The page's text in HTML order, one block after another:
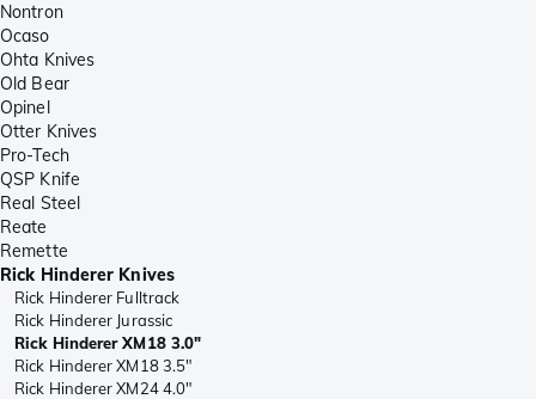
Nontron
Ocaso
Ohta Knives
Old Bear
Opinel
Otter Knives
Pro-Tech
QSP Knife
Real Steel
Reate
Remette
Rick Hinderer Knives
Rick Hinderer Fulltrack
Rick Hinderer Jurassic
Rick Hinderer XM18 3.0"
Rick Hinderer XM18 3.5"
Rick Hinderer XM24 4.0"